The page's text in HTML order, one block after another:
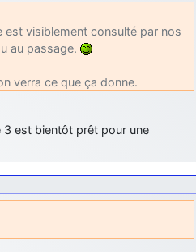
est visiblement consulté par nos
au passage.
verra ce que ça donne.
est bientôt prêt pour une